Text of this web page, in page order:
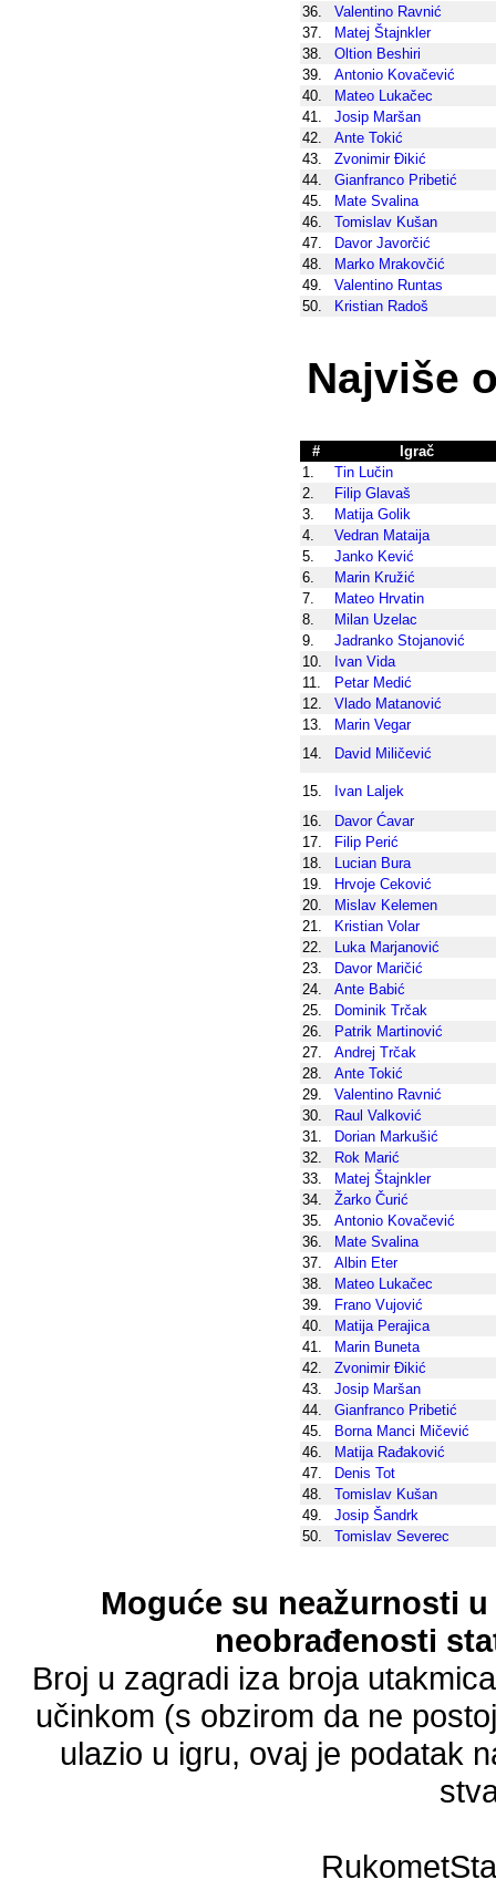
36.
Valentino Ravnić
37.
Matej Štajnkler
38.
Oltion Beshiri
39.
Antonio Kovačević
40.
Mateo Lukačec
41.
Josip Maršan
42.
Ante Tokić
43.
Zvonimir Đikić
44.
Gianfranco Pribetić
45.
Mate Svalina
46.
Tomislav Kušan
47.
Davor Javorčić
48.
Marko Mrakovčić
49.
Valentino Runtas
50.
Kristian Radoš
Najviše
#
Igrač
1.
Tin Lučin
2.
Filip Glavaš
3.
Matija Golik
4.
Vedran Mataija
5.
Janko Kević
6.
Marin Kružić
7.
Mateo Hrvatin
8.
Milan Uzelac
9.
Jadranko Stojanović
10.
Ivan Vida
11.
Petar Medić
12.
Vlado Matanović
13.
Marin Vegar
14.
David Miličević
15.
Ivan Laljek
16.
Davor Ćavar
17.
Filip Perić
18.
Lucian Bura
19.
Hrvoje Ceković
20.
Mislav Kelemen
21.
Kristian Volar
22.
Luka Marjanović
23.
Davor Maričić
24.
Ante Babić
25.
Dominik Trčak
26.
Patrik Martinović
27.
Andrej Trčak
28.
Ante Tokić
29.
Valentino Ravnić
30.
Raul Valković
31.
Dorian Markušić
32.
Rok Marić
33.
Matej Štajnkler
34.
Žarko Čurić
35.
Antonio Kovačević
36.
Mate Svalina
37.
Albin Eter
38.
Mateo Lukačec
39.
Frano Vujović
40.
Matija Perajica
41.
Marin Buneta
42.
Zvonimir Đikić
43.
Josip Maršan
44.
Gianfranco Pribetić
45.
Borna Manci Mičević
46.
Matija Rađaković
47.
Denis Tot
48.
Tomislav Kušan
49.
Josip Šandrk
50.
Tomislav Severec
Moguće su neažurnosti
neobrađenosti
Broj u zagradi iza broja
učinkom (s obzirom da ne
ulazio u igru, ovaj je podatak